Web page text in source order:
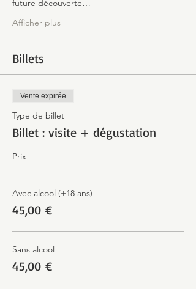
future découverte…
Afficher plus
Billets
Vente expirée
Type de billet
Billet : visite + dégustation
Prix
Avec alcool (+18 ans)
45,00 €
Sans alcool
45,00 €